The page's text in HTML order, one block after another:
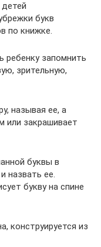
букв
по книжке.
ребенку запомнить
зрительную,
называя ее, а
или закрашивает
буквы в
назвать ее.
букву на спине
конструируется из